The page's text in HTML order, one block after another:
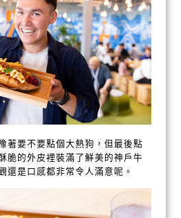
著要不要點個大熱狗，但最後點
脆的外皮裡裝滿了鮮美的神戶牛
還是口感都非常令人滿意呢。